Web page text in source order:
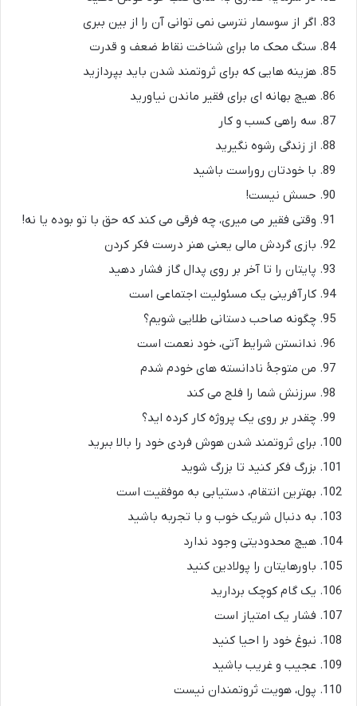
اگر از سوسمار نترسی نمی توانی آن را از بین ببری
سنگ محک ما برای شناخت نقاط ضعف و قدرت
هزینه هایی که برای ثروتمند شدن باید بپردازید
هیچ بهانه ای برای فقیر ماندن نیاورید
سه راهی کسب و کار
از زندگی رشوه نگیرید
با خودتان روراست باشید
حسش نیست!
وقتی فقیر می میری، چه فرقی می کند که حق با تو بوده یا نه!
بازی گردش مالی یعنی هنر درست فکر کردن
پایتان را تا آخر بر روی پدال گاز فشار دهید
کارآفرینی یک مسئولیت اجتماعی است
چگونه صاحب دستانی طلایی شویم؟
ندانستن شرایط آتی، خود نعمت است
من متوجۀ نادانسته های خودم شدم
سرزنش شما را فلج می کند
چقدر بر روی یک پروژه کار کرده اید؟
برای ثروتمند شدن هوش فردی خود را بالا ببرید
بزرگ فکر کنید تا بزرگ شوید
بهترین انتقام، دستیابی به موفقیت است
به دنبال شریک خوب و با تجربه باشید
هیچ محدودیتی وجود ندارد
باورهایتان را پولادین کنید
یک گام کوچک بردارید
فشار یک امتیاز است
نبوغ خود را احیا کنید
عجیب و غریب باشید
پول، هویت ثروتمندان نیست